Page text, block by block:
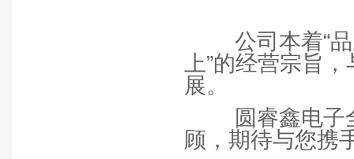
公司本着“
上”的经营宗旨
展。
圆睿鑫电
顾，期待与您携